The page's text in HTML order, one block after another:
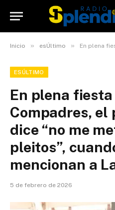
Inicio » esÚltimo » En plena fiesta de
ESÚLTIMO
En plena
Compadres, el
dice “no me
pleitos”,
mencionan a
5 de febrero de 2026